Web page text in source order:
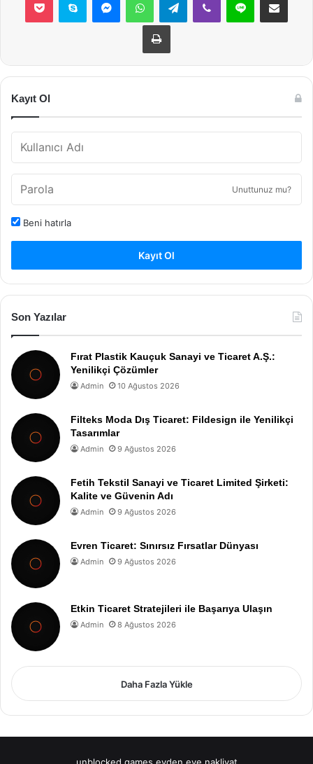
Yazdır
Kayıt Ol
Unuttunuz mu?
Beni hatırla
Kayıt Ol
Son Yazılar
Fırat Plastik Kauçuk Sanayi ve Ticaret A.Ş.:
Yenilikçi Çözümler
Admin 10 Ağustos 2026
Filteks Moda Dış Ticaret: Fildesign ile Yenilikçi
Tasarımlar
Admin 9 Ağustos 2026
Fetih Tekstil Sanayi ve Ticaret Limited Şirketi:
Kalite ve Güvenin Adı
Admin 9 Ağustos 2026
Evren Ticaret: Sınırsız Fırsatlar Dünyası
Admin 9 Ağustos 2026
Etkin Ticaret Stratejileri ile Başarıya Ulaşın
Admin 8 Ağustos 2026
Daha Fazla Yükle
unblocked games evden eve nakliyat